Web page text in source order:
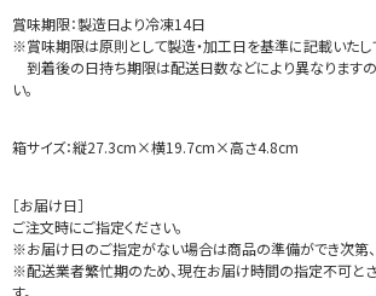
賞味期限：製造日より冷凍14日
※賞味期限は原則として製造・加工日を基準に記載いたし
到着後の日持ち期限は配送日数などにより異なります
い。
箱サイズ：縦27.3cm×横19.7cm×高さ4.8cm
［お届け日］
ご注文時にご指定ください。
※お届け日のご指定がない場合は商品の準備ができ次第、
※配送業者繁忙期のため、現在お届け時間の指定不可と
す。